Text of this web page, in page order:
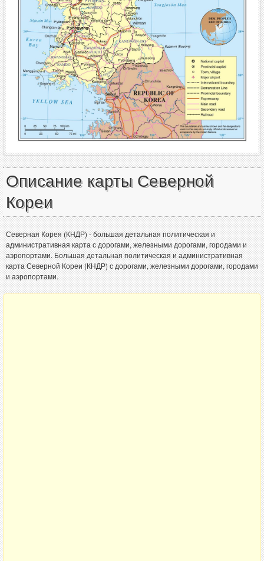
Описание карты Северной
Кореи
Северная Корея (КНДР) - большая детальная политическая и
административная карта с дорогами, железными дорогами, городами и
аэропортами. Большая детальная политическая и административная
карта Северной Кореи (КНДР) с дорогами, железными дорогами, городами
и аэропортами.